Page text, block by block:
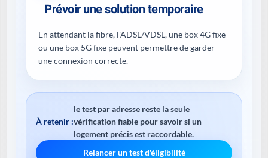
Prévoir une solution temporaire
En attendant la fibre, l'ADSL/VDSL, une box 4G fixe
ou une box 5G fixe peuvent permettre de garder
une connexion correcte.
À retenir :
le test par adresse reste la seule
vérification fiable pour savoir si un
logement précis est raccordable.
Relancer un test d'éligibilité